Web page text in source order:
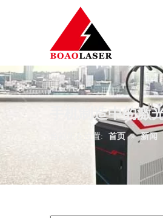
手机制造中的激
当前所在位置: 首页 » 新闻